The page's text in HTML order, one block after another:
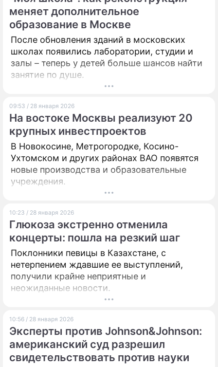
меняет дополнительное
образование в Москве
После обновления зданий в московских
школах появились лаборатории, студии и
залы – теперь у детей больше шансов найти
занятие по душе.
09:53 / 28 января 2026
На востоке Москвы реализуют 20
крупных инвестпроектов
В Новокосине, Метрогородке, Косино-
Ухтомском и других районах ВАО появятся
новые производства и образовательные
учреждения.
10:23 / 28 января 2026
Глюкоза экстренно отменила
концерты: пошла на резкий шаг
Поклонники певицы в Казахстане, с
нетерпением ждавшие ее выступлений,
получили крайне неприятные и
неожиданные новости.
10:56 / 28 января 2026
Эксперты против Johnson&Johnson:
американский суд разрешил
свидетельствовать против науки